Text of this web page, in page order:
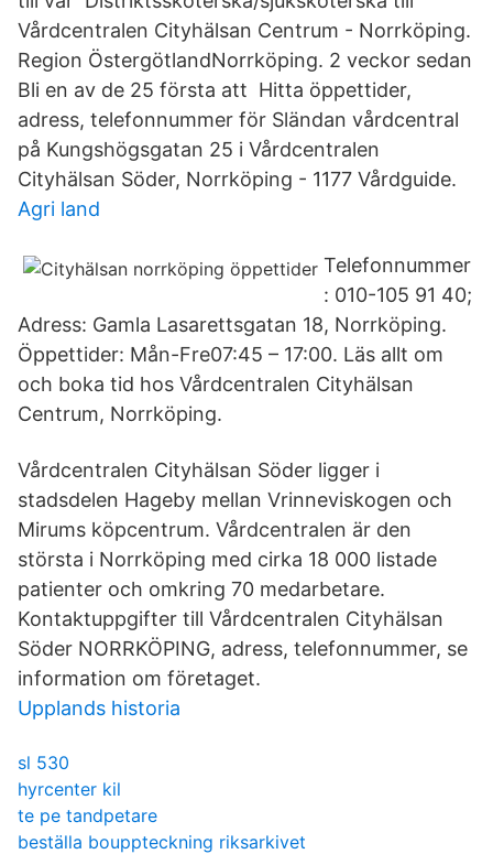
Vårdcentralen Cityhälsan Centrum - Norrköping.
Region ÖstergötlandNorrköping. 2 veckor sedan
Bli en av de 25 första att Hitta öppettider,
adress, telefonnummer för Sländan vårdcentral
på Kungshögsgatan 25 i Vårdcentralen
Cityhälsan Söder, Norrköping - 1177 Vårdguide.
Agri land
Telefonnummer
: 010-105 91 40;
Adress: Gamla Lasarettsgatan 18, Norrköping.
Öppettider: Mån-Fre07:45 – 17:00. Läs allt om
och boka tid hos Vårdcentralen Cityhälsan
Centrum, Norrköping.
Vårdcentralen Cityhälsan Söder ligger i
stadsdelen Hageby mellan Vrinneviskogen och
Mirums köpcentrum. Vårdcentralen är den
största i Norrköping med cirka 18 000 listade
patienter och omkring 70 medarbetare.
Kontaktuppgifter till Vårdcentralen Cityhälsan
Söder NORRKÖPING, adress, telefonnummer, se
information om företaget.
Upplands historia
sl 530
hyrcenter kil
te pe tandpetare
beställa bouppteckning riksarkivet